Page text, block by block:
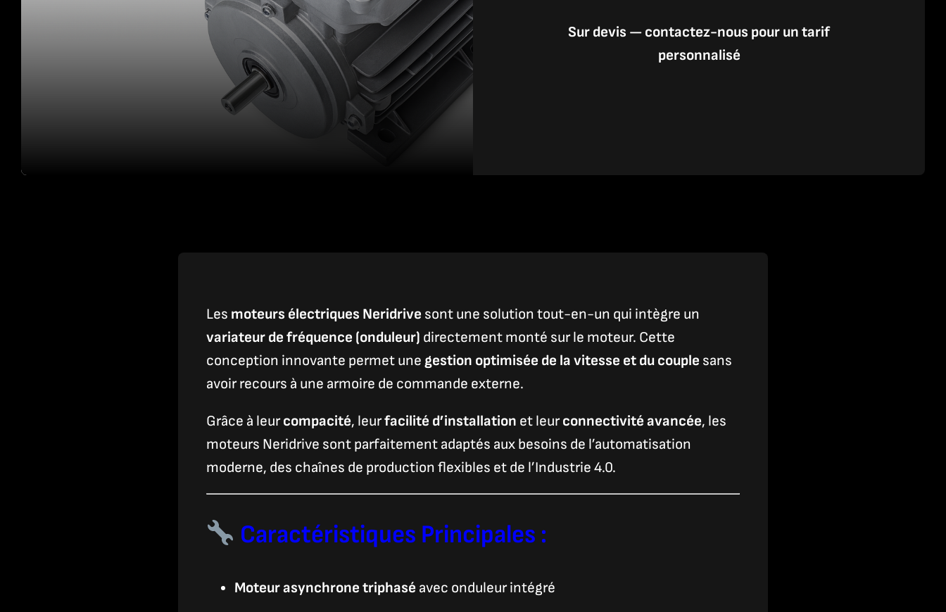
Sur devis — contactez-nous pour un tarif
personnalisé
Les moteurs électriques Neridrive sont une solution tout-en-un qui intègre un
variateur de fréquence (onduleur) directement monté sur le moteur. Cette
conception innovante permet une gestion optimisée de la vitesse et du couple sans
avoir recours à une armoire de commande externe.
Grâce à leurcompacité, leurfacilité d’installation et leurconnectivité avancée, les
moteurs Neridrive sont parfaitement adaptés aux besoins de l’automatisation
moderne, des chaînes de production flexibles et de l’Industrie 4.0.
Caractéristiques Principales :
Moteur asynchrone triphasé avec onduleur intégré